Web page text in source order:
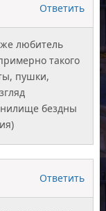
Ответить
любитель
такого
пушки,
бездны
Ответить